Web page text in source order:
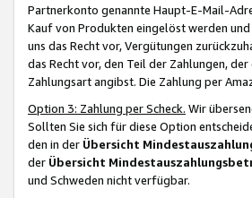
Partnerkonto genannte Haupt-E-Mail-
Kauf von Produkten eingelöst werden
uns das Recht vor, Vergütungen
das Recht vor, den Teil der Zahlungen,
Zahlungsart angibst. Die Zahlung per
Option 3: Zahlung per Scheck. Wir
Sollten Sie sich für diese Option
den in der Übersicht
der Übersicht
und Schweden nicht verfügbar.